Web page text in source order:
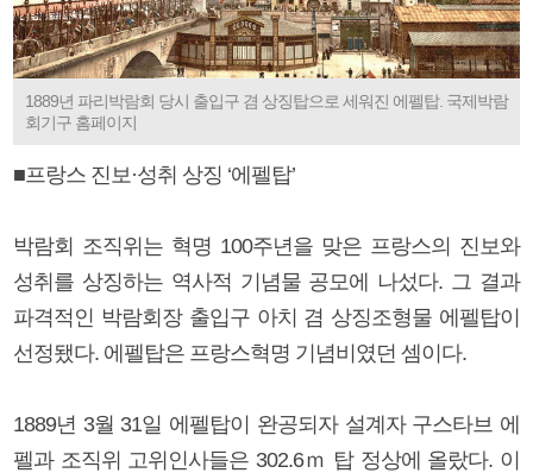
1889년 파리박람회 당시 출입구 겸 상징탑으로 세워진 에펠탑. 국제박람
회기구 홈페이지
■프랑스 진보·성취 상징 ‘에펠탑’
박람회 조직위는 혁명 100주년을 맞은 프랑스의 진보와
성취를 상징하는 역사적 기념물 공모에 나섰다. 그 결과
파격적인 박람회장 출입구 아치 겸 상징조형물 에펠탑이
선정됐다. 에펠탑은 프랑스혁명 기념비였던 셈이다.
1889년 3월 31일 에펠탑이 완공되자 설계자 구스타브 에
펠과 조직위 고위인사들은 302.6ｍ 탑 정상에 올랐다. 이